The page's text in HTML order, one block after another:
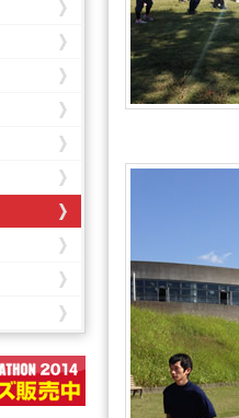
コース紹介
出場エントリー
参加案内
よくあるご質問
公式スポンサー
過去の大会